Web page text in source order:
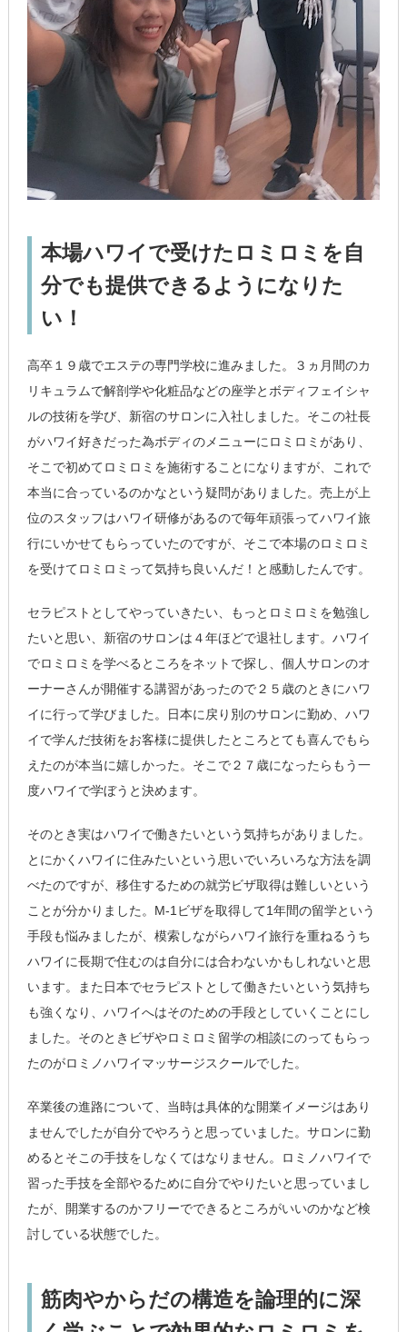
本場ハワイで受けたロミロミを自
分でも提供できるようになりた
い！
高卒１９歳でエステの専門学校に進みました。３ヵ月間のカ
リキュラムで解剖学や化粧品などの座学とボディフェイシャ
ルの技術を学び、新宿のサロンに入社しました。そこの社長
がハワイ好きだった為ボディのメニューにロミロミがあり、
そこで初めてロミロミを施術することになりますが、これで
本当に合っているのかなという疑問がありました。売上が上
位のスタッフはハワイ研修があるので毎年頑張ってハワイ旅
行にいかせてもらっていたのですが、そこで本場のロミロミ
を受けてロミロミって気持ち良いんだ！と感動したんです。
セラピストとしてやっていきたい、もっとロミロミを勉強し
たいと思い、新宿のサロンは４年ほどで退社します。ハワイ
でロミロミを学べるところをネットで探し、個人サロンのオ
ーナーさんが開催する講習があったので２５歳のときにハワ
イに行って学びました。日本に戻り別のサロンに勤め、ハワ
イで学んだ技術をお客様に提供したところとても喜んでもら
えたのが本当に嬉しかった。そこで２７歳になったらもう一
度ハワイで学ぼうと決めます。
そのとき実はハワイで働きたいという気持ちがありました。
とにかくハワイに住みたいという思いでいろいろな方法を調
べたのですが、移住するための就労ビザ取得は難しいという
ことが分かりました。M-1ビザを取得して1年間の留学という
手段も悩みましたが、模索しながらハワイ旅行を重ねるうち
ハワイに長期で住むのは自分には合わないかもしれないと思
います。また日本でセラピストとして働きたいという気持ち
も強くなり、ハワイへはそのための手段としていくことにし
ました。そのときビザやロミロミ留学の相談にのってもらっ
たのがロミノハワイマッサージスクールでした。
卒業後の進路について、当時は具体的な開業イメージはあり
ませんでしたが自分でやろうと思っていました。サロンに勤
めるとそこの手技をしなくてはなりません。ロミノハワイで
習った手技を全部やるために自分でやりたいと思っていまし
たが、開業するのかフリーでできるところがいいのかなど検
討している状態でした。
筋肉やからだの構造を論理的に深